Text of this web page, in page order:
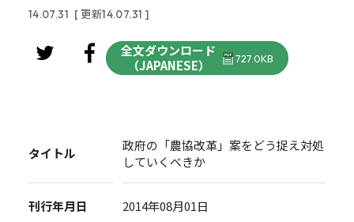
14.07.31 [ 更新14.07.31 ]
全文ダウンロード
（JAPANESE）
727.0KB
タイトル
政府の「農協改革」案をどう捉え対処
していくべきか
刊行年月日 2014年08月01日